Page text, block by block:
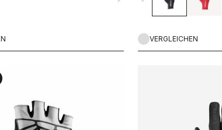
Tragekomfort.
VERGLEICHEN